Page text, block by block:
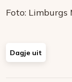
Foto: Limburgs
Dagje uit